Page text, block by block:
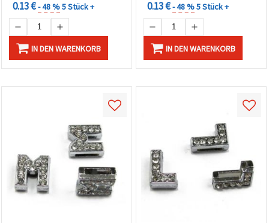
0.13 €- 48 %5 Stück +
IN DEN WARENKORB
0.13 €- 48 %5 Stück +
IN DEN WARENKORB